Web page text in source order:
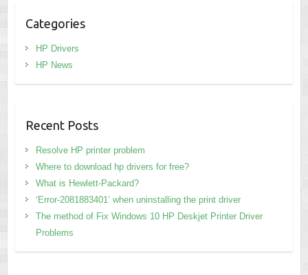
Categories
HP Drivers
HP News
Recent Posts
Resolve HP printer problem
Where to download hp drivers for free?
What is Hewlett-Packard?
‘Error-2081883401’ when uninstalling the print driver
The method of Fix Windows 10 HP Deskjet Printer Driver
Problems